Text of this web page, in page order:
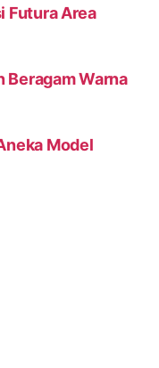
Futura Area
Beragam Warna
Model